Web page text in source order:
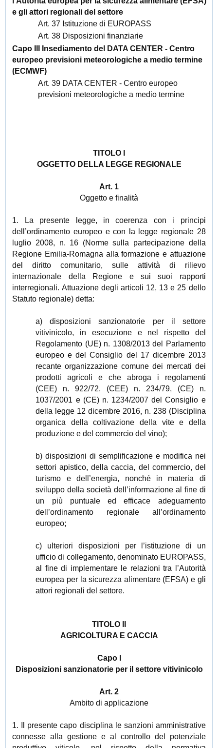
e gli attori regionali del settore
Art. 37 Istituzione di EUROPASS
Art. 38 Disposizioni finanziarie
Capo III Insediamento del DATA CENTER - Centro
europeo previsioni meteorologiche a medio termine
(ECMWF)
Art. 39 DATA CENTER - Centro europeo
previsioni meteorologiche a medio termine
TITOLO I
OGGETTO DELLA LEGGE REGIONALE
Art. 1
Oggetto e finalità
1. La presente legge, in coerenza con i principi
dell’ordinamento europeo e con la legge regionale 28
luglio 2008, n. 16 (Norme sulla partecipazione della
Regione Emilia-Romagna alla formazione e attuazione
del diritto comunitario, sulle attività di rilievo
internazionale della Regione e sui suoi rapporti
interregionali. Attuazione degli articoli 12, 13 e 25 dello
Statuto regionale) detta:
a) disposizioni sanzionatorie per il settore
vitivinicolo, in esecuzione e nel rispetto del
Regolamento (UE) n. 1308/2013 del Parlamento
europeo e del Consiglio del 17 dicembre 2013
recante organizzazione comune dei mercati dei
prodotti agricoli e che abroga i regolamenti
(CEE) n. 922/72, (CEE) n. 234/79, (CE) n.
1037/2001 e (CE) n. 1234/2007 del Consiglio e
della legge 12 dicembre 2016, n. 238 (Disciplina
organica della coltivazione della vite e della
produzione e del commercio del vino);
b) disposizioni di semplificazione e modifica nei
settori apistico, della caccia, del commercio, del
turismo e dell’energia, nonché in materia di
sviluppo della società dell’informazione al fine di
un più puntuale ed efficace adeguamento
dell’ordinamento regionale all’ordinamento
europeo;
c) ulteriori disposizioni per l’istituzione di un
ufficio di collegamento, denominato EUROPASS,
al fine di implementare le relazioni tra l’Autorità
europea per la sicurezza alimentare (EFSA) e gli
attori regionali del settore.
TITOLO II
AGRICOLTURA E CACCIA
Capo I
Disposizioni sanzionatorie per il settore vitivinicolo
Art. 2
Ambito di applicazione
1. Il presente capo disciplina le sanzioni amministrative
connesse alla gestione e al controllo del potenziale